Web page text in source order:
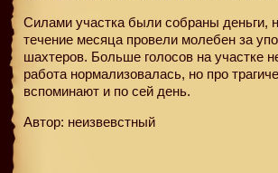
Силами участка были собраны деньги,
течение месяца провели молебен за
шахтеров. Больше голосов на участке
работа нормализовалась, но про
вспоминают и по сей день.
Автор: неизвевстный